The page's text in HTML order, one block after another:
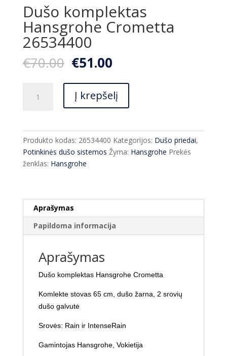
Dušo komplektas
Hansgrohe Crometta
26534400
€70.00 Original
price
was:
€70.00.
€51.00Current
is:
€51.00.
kiekis:
Hansgrohe
Crometta
26534400
Į krepšelį
Produkto kodas: 26534400 Kategorijos: Dušo priedai,
Potinkinės dušo sistemos Žyma: Hansgrohe Prekės
ženklas: Hansgrohe
Aprašymas
Papildoma informacija
Aprašymas
Dušo komplektas Hansgrohe Crometta
Komlekte stovas 65 cm, dušo žarna, 2 srovių
dušo galvutė
Srovės: Rain ir IntenseRain
Gamintojas Hansgrohe, Vokietija